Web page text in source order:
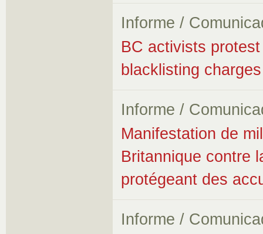
Informe /
BC activists
blacklisting charges
Informe /
Manifestation de
Britannique contre
protégeant des
Informe /